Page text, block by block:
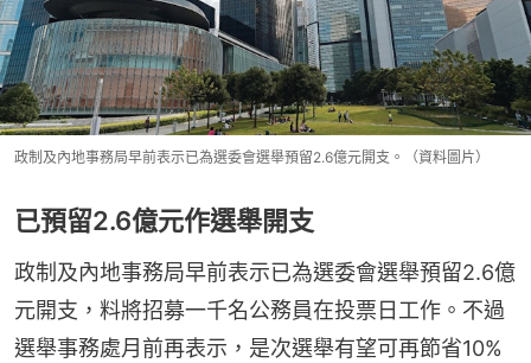
政制及內地事務局早前表示已為選委會選舉預留2.6億元開支。（資料圖片）
已預留2.6億元作選舉開支
政制及內地事務局早前表示已為選委會選舉預留2.6億
元開支，料將招募一千名公務員在投票日工作。不過
選舉事務處月前再表示，是次選舉有望可再節省10%